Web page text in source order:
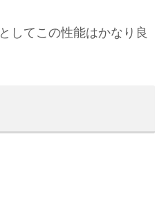
してこの性能はかなり良